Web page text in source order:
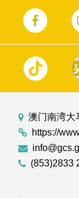
澳门南湾大
https://
(853)2833